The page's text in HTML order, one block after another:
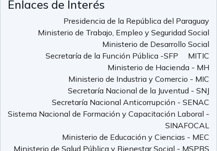
Enlaces de Interés
Presidencia de la República del Paraguay
Ministerio de Trabajo, Empleo y Seguridad Social
Ministerio de Desarrollo Social
Secretaría de la Función Pública -SFP
MITIC
Ministerio de Hacienda - MH
Ministerio de Industria y Comercio - MIC
Secretaría Nacional de la Juventud - SNJ
Secretaría Nacional Anticorrupción - SENAC
Sistema Nacional de Formación y Capacitación Laboral -
SINAFOCAL
Ministerio de Educación y Ciencias - MEC
Ministerio de Salud Pública y Bienestar Social - MSPBS